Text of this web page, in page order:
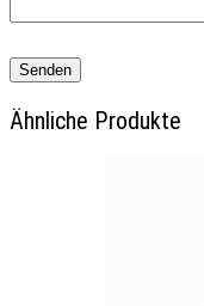
Ähnliche Produkte